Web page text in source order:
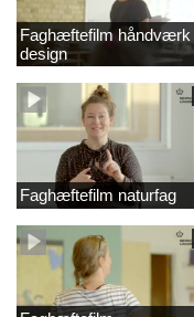
Faghæftefilm håndværk
design
Faghæftefilm naturfag